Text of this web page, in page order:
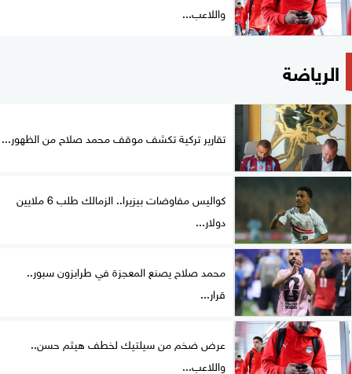
واللاعب...
الرياضة
تقارير تركية تكشف موقف محمد صلاح من الظهور...
كواليس مفاوضات بيزيرا.. الزمالك طلب 6 ملايين
دولار...
محمد صلاح يصنع المعجزة في طرابزون سبور..
قرار...
عرض ضخم من سيلتيك لخطف هيثم حسن..
واللاعب...